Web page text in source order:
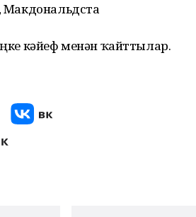
кәйеф менән ҡайттылар.